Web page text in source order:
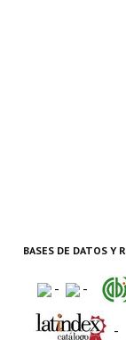
BASES DE DATOS Y
- -
-